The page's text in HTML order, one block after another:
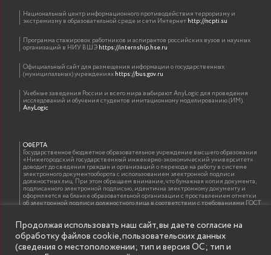
Национальный центр информационного противодействия терроризму и
экстремизму в образовательной среде и сети Интернетhttp://ncpti.su
Программа стажировок работников и аспирантов российских вузов и научных
организаций в НИУ ВШЭhttps://internship.hse.ru
Официальный сайт для размещения информации о государственных
(муниципальных) учрежденияхhttps://bus.gov.ru
Учебные заведения России и всего мира выбирают AnyLogic для проведения
исследований и обучения студентов имитационному моделированию (ИМ).
AnyLogic
ОФЕРТА
Государственное бюджетное образовательное учреждение высшего образования
«Нижегородский государственный инженерно-экономический университет»
доводит до сведения граждан и организаций о переходе на работу в системе
электронного документооборота с использованием электронной подписи
должностных лиц. При этом обращаем внимание, что бумажная копия документа,
подписанного электронной подписью, идентична электронному документу и
оформляется на бланке образовательной организации с проставлением отметки
об электронной подписи должностного лица в соответствии с требованиями ГОСТ
Продолжая использовать наш сайт, вы даете согласие на
обработку файлов cookie, пользовательских данных
(сведения о местоположении; тип и версия ОС; тип и